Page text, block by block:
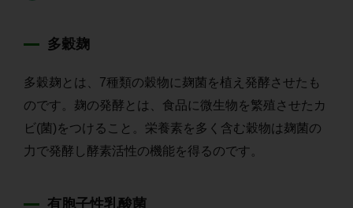
多穀麹
多穀麹とは、7種類の穀物に麹菌を植え発酵させたも
のです。麹の発酵とは、食品に微生物を繁殖させたカ
ビ(菌)をつけること。栄養素を多く含む穀物は麹菌の
力で発酵し酵素活性の機能を得るのです。
有胞子性乳酸菌